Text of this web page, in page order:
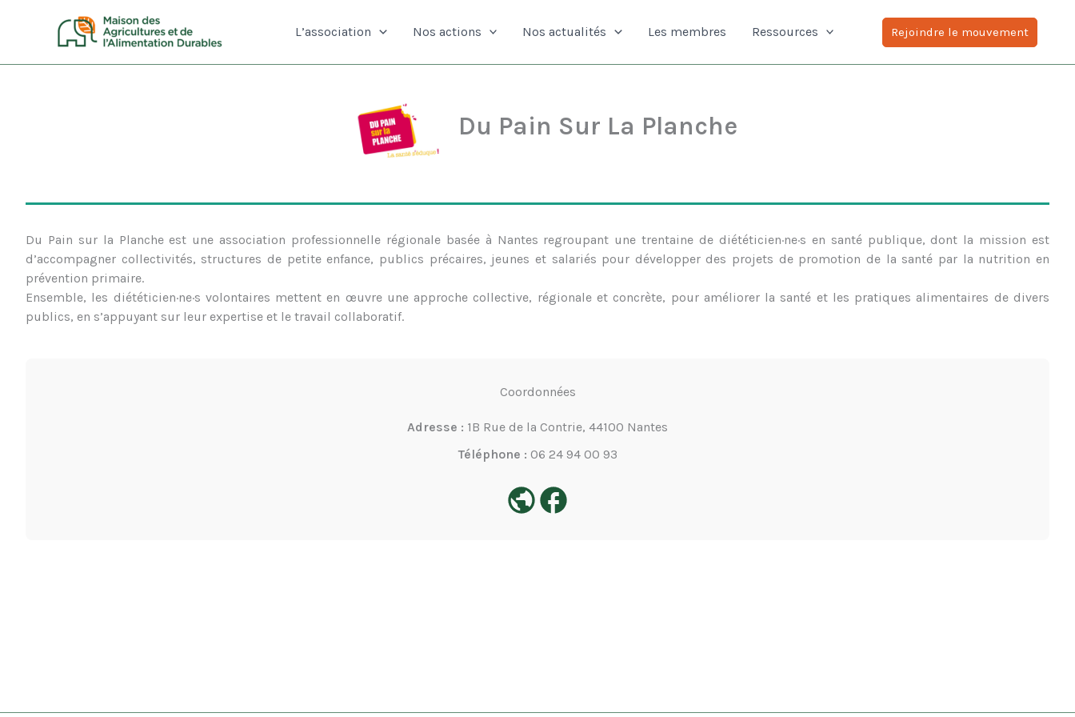
L’association Nos actions Nos actualités Les membres Ressources Rejoindre le mouvement
Du Pain Sur La Planche
Du Pain sur la Planche est une association professionnelle régionale basée à Nantes regroupant une trentaine de diététicien·ne·s en santé publique, dont la mission est
d’accompagner collectivités, structures de petite enfance, publics précaires, jeunes et salariés pour développer des projets de promotion de la santé par la nutrition en
prévention primaire.
Ensemble, les diététicien·ne·s volontaires mettent en œuvre une approche collective, régionale et concrète, pour améliorer la santé et les pratiques alimentaires de divers
publics, en s’appuyant sur leur expertise et le travail collaboratif.
Coordonnées
Adresse : 1B Rue de la Contrie, 44100 Nantes
Téléphone : 06 24 94 00 93